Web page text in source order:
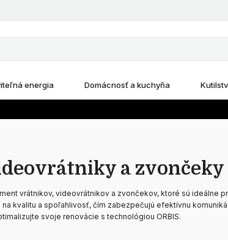
energia Domácnosť a kuchyňa
a zvončeky
vrátnikov, videovrátnikov a zvončekov, ktoré sú ideálne
kvalitu a spoľahlivosť, čím zabezpečujú efektívnu
svoje renovácie s technológiou ORBIS.